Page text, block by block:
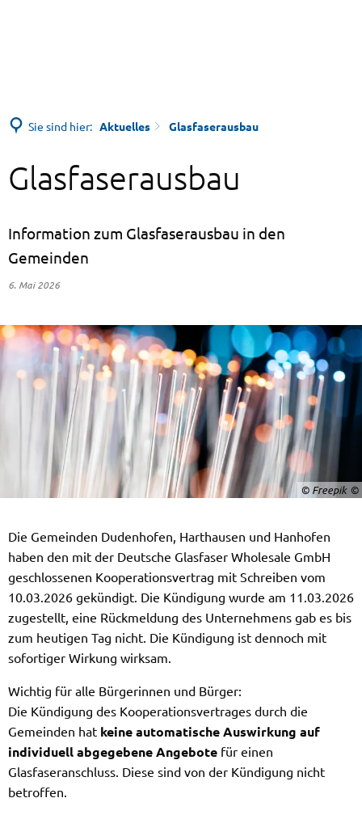
Sie sind hier: Aktuelles Glasfaserausbau
Glasfaserausbau
Information zum Glasfaserausbau in den
Gemeinden
6. Mai 2026
© Freepik
Die Gemeinden Dudenhofen, Harthausen und Hanhofen
haben den mit der Deutsche Glasfaser Wholesale GmbH
geschlossenen Kooperationsvertrag mit Schreiben vom
10.03.2026 gekündigt. Die Kündigung wurde am 11.03.2026
zugestellt, eine Rückmeldung des Unternehmens gab es bis
zum heutigen Tag nicht. Die Kündigung ist dennoch mit
sofortiger Wirkung wirksam.
Wichtig für alle Bürgerinnen und Bürger:
Die Kündigung des Kooperationsvertrages durch die
Gemeinden hat keine automatische Auswirkung auf
individuell abgegebene Angebote für einen
Glasfaseranschluss. Diese sind von der Kündigung nicht
betroffen.